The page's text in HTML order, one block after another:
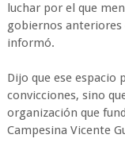
luchar por el que
gobiernos anteriores
informó.
Dijo que ese espacio
convicciones, sino
organización que
Campesina Vicente